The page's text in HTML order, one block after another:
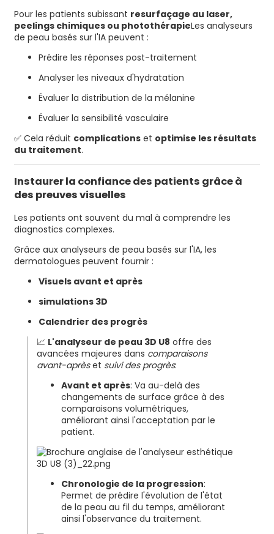
Pour les patients subissant resurfaçage au laser,
peelings chimiques ou photothérapieLes analyseurs
de peau basés sur l'IA peuvent :
Prédire les réponses post-traitement
Analyser les niveaux d'hydratation
Évaluer la distribution de la mélanine
Évaluer la sensibilité vasculaire
✅ Cela réduit complicationset optimise les résultats
du traitement.
Instaurer la confiance des patients grâce à
des preuves visuelles
Les patients ont souvent du mal à comprendre les
diagnostics complexes.
Grâce aux analyseurs de peau basés sur l'IA, les
dermatologues peuvent fournir :
Visuels avant et après
simulations 3D
Calendrier des progrès
📈 L'analyseur de peau 3D U8 offre des
avancées majeures dans comparaisons
avant-aprèset suivi des progrès:
Avant et après: Va au-delà des
changements de surface grâce à des
comparaisons volumétriques,
améliorant ainsi l'acceptation par le
patient.
Chronologie de la progression:
Permet de prédire l'évolution de l'état
de la peau au fil du temps, améliorant
ainsi l'observance du traitement.